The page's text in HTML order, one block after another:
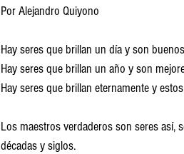
Por Alejandro Quiyono
Hay seres que brillan un día y son buenos
Hay seres que brillan un año y son
Hay seres que brillan eternamente y
Los maestros verdaderos son seres así,
décadas y siglos.